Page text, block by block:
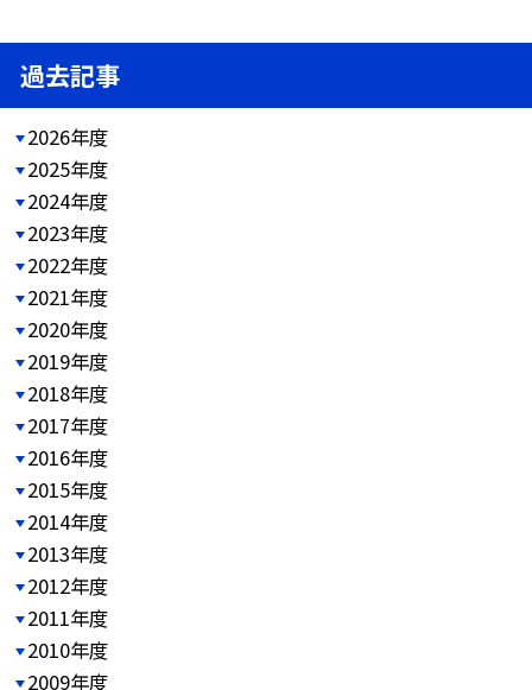
過去記事
2026年度
2025年度
2024年度
2023年度
2022年度
2021年度
2020年度
2019年度
2018年度
2017年度
2016年度
2015年度
2014年度
2013年度
2012年度
2011年度
2010年度
2009年度